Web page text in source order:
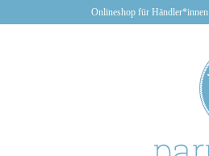
Onlineshop für Händler*innen